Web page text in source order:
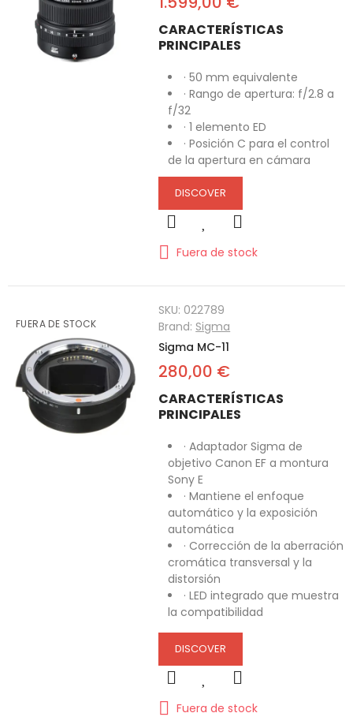
CARACTERÍSTICAS
PRINCIPALES
· 50 mm equivalente
· Rango de apertura: f/2.8 a
f/32
· 1 elemento ED
· Posición C para el control
de la apertura en cámara
DISCOVER
Fuera de stock
FUERA DE STOCK
SKU: 022789
Brand: Sigma
Sigma MC-11
280,00 €
CARACTERÍSTICAS
PRINCIPALES
· Adaptador Sigma de
objetivo Canon EF a montura
Sony E
· Mantiene el enfoque
automático y la exposición
automática
· Corrección de la aberración
cromática transversal y la
distorsión
· LED integrado que muestra
la compatibilidad
DISCOVER
Fuera de stock